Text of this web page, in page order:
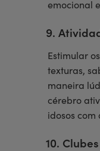
emocional
9.
Estimular
texturas,
maneira
cérebro
idosos
10.